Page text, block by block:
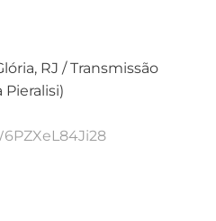
RJ / Transmissão